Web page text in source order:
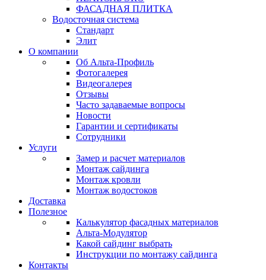
ФАСАДНАЯ ПЛИТКА
Водосточная система
Стандарт
Элит
О компании
Об Альта-Профиль
Фотогалерея
Видеогалерея
Отзывы
Часто задаваемые вопросы
Новости
Гарантии и сертификаты
Сотрудники
Услуги
Замер и расчет материалов
Монтаж сайдинга
Монтаж кровли
Монтаж водостоков
Доставка
Полезное
Калькулятор фасадных материалов
Альта-Модулятор
Какой сайдинг выбрать
Инструкции по монтажу сайдинга
Контакты